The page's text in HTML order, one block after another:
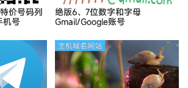
价号码列
机号
绝版6、7位数字和字母
Gmail/Google账号
主机域名网站